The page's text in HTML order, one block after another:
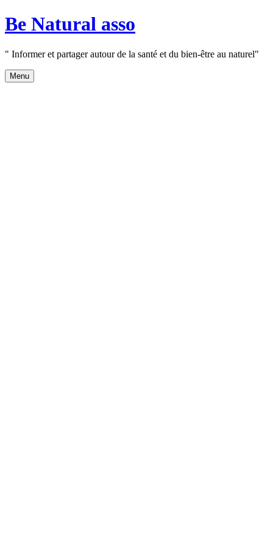
Aller
au
Be Natural asso
" Informer et partager autour de la santé et du bien-être au naturel"
Menu